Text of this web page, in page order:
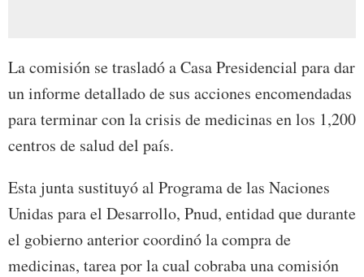
La comisión se trasladó a Casa Presidencial para dar
un informe detallado de sus acciones encomendadas
para terminar con la crisis de medicinas en los 1,200
centros de salud del país.
Esta junta sustituyó al Programa de las Naciones
Unidas para el Desarrollo, Pnud, entidad que durante
el gobierno anterior coordinó la compra de
medicinas, tarea por la cual cobraba una comisión